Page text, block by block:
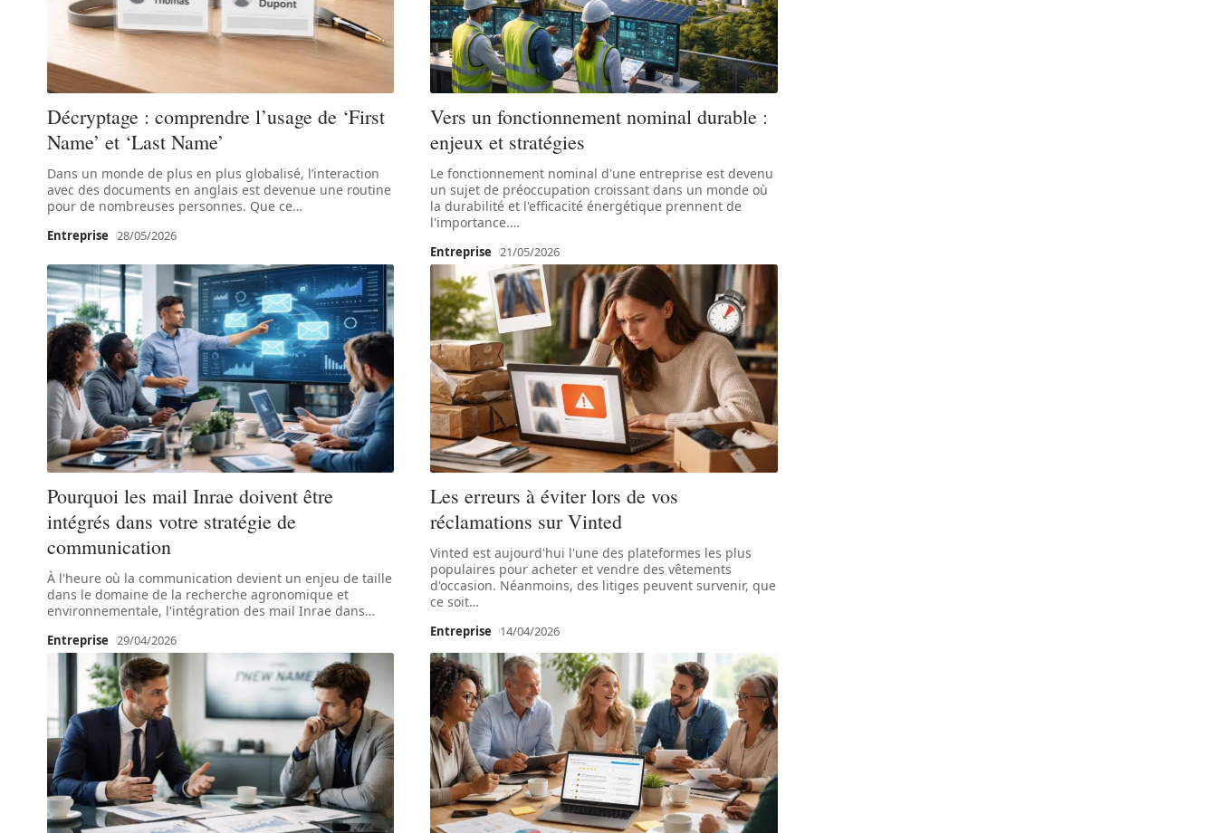
Décryptage : comprendre l’usage de ‘First
Name’ et ‘Last Name’
Dans un monde de plus en plus globalisé, l’interaction
avec des documents en anglais est devenue une routine
pour de nombreuses personnes. Que ce…
Entreprise 28/05/2026
Vers un fonctionnement nominal durable :
enjeux et stratégies
Le fonctionnement nominal d'une entreprise est devenu
un sujet de préoccupation croissant dans un monde où
la durabilité et l'efficacité énergétique prennent de
l'importance.…
Entreprise 21/05/2026
Pourquoi les mail Inrae doivent être
intégrés dans votre stratégie de
communication
À l'heure où la communication devient un enjeu de taille
dans le domaine de la recherche agronomique et
environnementale, l'intégration des mail Inrae dans…
Entreprise 29/04/2026
Les erreurs à éviter lors de vos
réclamations sur Vinted
Vinted est aujourd'hui l'une des plateformes les plus
populaires pour acheter et vendre des vêtements
d'occasion. Néanmoins, des litiges peuvent survenir, que
ce soit…
Entreprise 14/04/2026